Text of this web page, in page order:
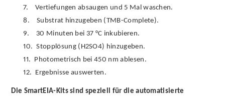
7.
Vertiefungen absaugen und 5 Mal waschen.
8.
Substrat hinzugeben (TMB-Complete).
9.
30 Minuten bei 37 °C inkubieren.
10. Stopplösung (H2SO4) hinzugeben.
11. Photometrisch bei 450 nm ablesen.
12. Ergebnisse auswerten.
Die SmartEIA-Kits sind speziell für die automatisierte